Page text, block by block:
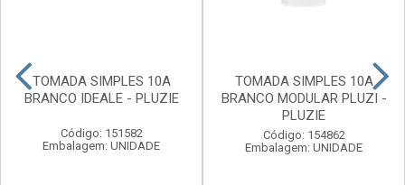
TOMADA SIMPLES 10A
BRANCO IDEALE - PLUZIE
Código: 151582
Embalagem: UNIDADE
TOMADA SIMPLES 10A
BRANCO MODULAR PLUZI -
PLUZIE
Código: 154862
Embalagem: UNIDADE